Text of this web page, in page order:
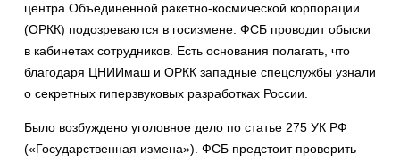
центра Объединенной ракетно-космической корпорации
(ОРКК) подозреваются в госизмене. ФСБ проводит обыски
в кабинетах сотрудников. Есть основания полагать, что
благодаря ЦНИИмаш и ОРКК западные спецслужбы узнали
о секретных гиперзвуковых разработках России.
Было возбуждено уголовное дело по статье 275 УК РФ
(«Государственная измена»). ФСБ предстоит проверить